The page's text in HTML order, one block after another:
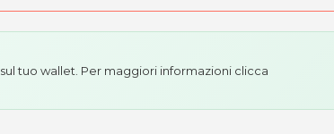
tuo wallet. Per maggiori informazioni clicca